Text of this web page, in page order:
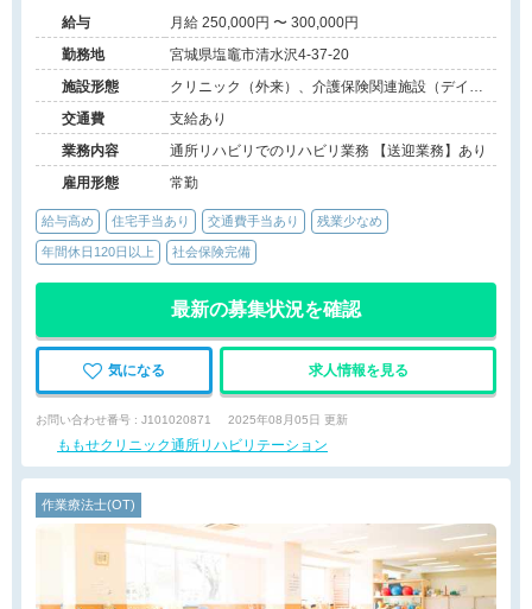
給与
月給 250,000円 〜 300,000円
勤務地
宮城県塩竈市清水沢4-37-20
施設形態
クリニック（外来）、介護保険関連施設（デイケ
ア）
交通費
支給あり
業務内容
通所リハビリでのリハビリ業務 【送迎業務】あり
雇用形態
常勤
給与高め 住宅手当あり 交通費手当あり 残業少なめ
年間休日120日以上 社会保険完備
最新の募集状況を確認
気になる 求人情報を見る
お問い合わせ番号 : J101020871 2025年08月05日 更新
ももせクリニック通所リハビリテーション
作業療法士(OT)